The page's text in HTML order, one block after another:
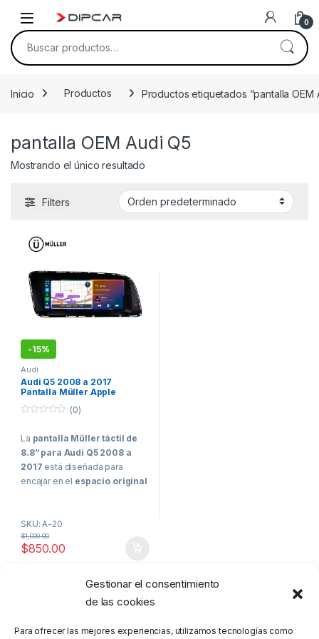
Gestionar el consentimiento
de las cookies
Para ofrecer las mejores experiencias, utilizamos tecnologías como
0
Buscar por:
Inicio Productos Productos etiquetados “pantalla OEM
pantalla OEM Audi Q5
Mostrando el único resultado
Filters
-15%
Audi
Audi Q5 2008 a 2017
Pantalla Müller Apple
CarPlay y Android Auto
o
f
(0)
La pantalla Müller táctil de
8.8” para Audi Q5 2008 a
2017 está diseñada para
encajar en el espacio original
configuraciones originales
comopresión de llantas,
nivel de aceite y
sistema operativo propio
basado en Linux
ylicencia
SKU: A-20
$850.00
$1,000.00
Mostrando el único resultado